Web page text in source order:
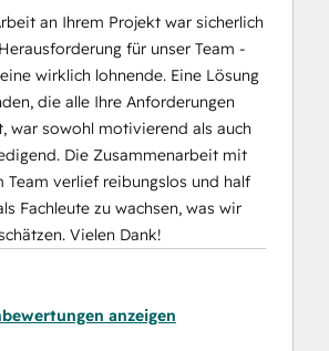
an Ihrem Projekt war sicherlich
für unser Team -
wirklich lohnende. Eine Lösung
die alle Ihre Anforderungen
war sowohl motivierend als auch
Die Zusammenarbeit mit
Team verlief reibungslos und half
Fachleute zu wachsen, was wir
Vielen Dank!
anzeigen